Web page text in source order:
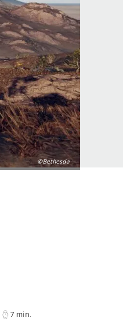
©Bethesda
7 min.